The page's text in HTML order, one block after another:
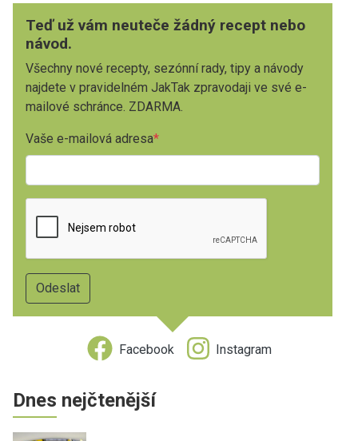
Teď už vám neuteče žádný recept nebo
návod.
Všechny nové recepty, sezónní rady, tipy a návody
najdete v pravidelném JakTak zpravodaji ve své e-
mailové schránce. ZDARMA.
Vaše e-mailová adresa
Facebook Instagram
Dnes nejčtenější